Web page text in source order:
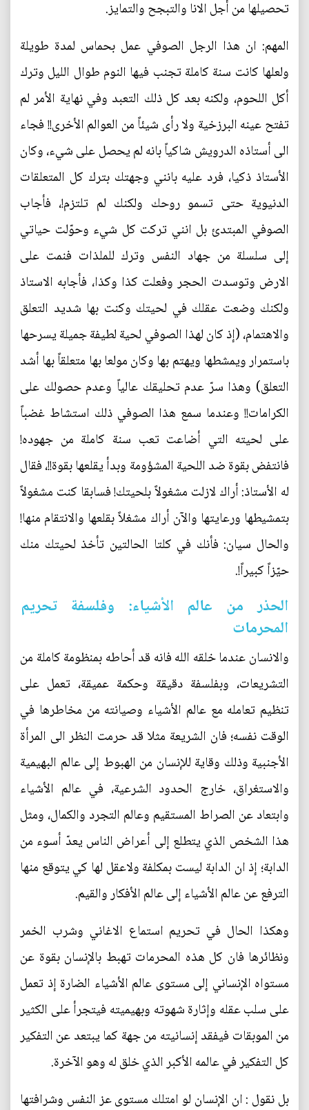
تحصيلها من أجل الانا والتبجح والتمايز.
المهم: ان هذا الرجل الصوفي عمل بحماس لمدة طويلة
ولعلها كانت سنة كاملة تجنب فيها النوم طوال الليل وترك
أكل اللحوم، ولكنه بعد كل ذلك التعبد وفي نهاية الأمر لم
تفتح عينه البرزخية ولا رأى شيئاً من العوالم الأخرى!! فجاء
الى أستاذه الدرويش شاكياً بانه لم يحصل على شيء، وكان
الأستاذ ذكيا، فرد عليه بانني وجهتك بترك كل المتعلقات
الدنيوية حتى تسمو روحك ولكنك لم تلتزم!، فأجاب
الصوفي المبتدئ بل انني تركت كل شيء وحوّلت حياتي
إلى سلسلة من جهاد النفس وترك للملذات فنمت على
الارض وتوسدت الحجر وفعلت كذا وكذا، فأجابه الاستاذ
ولكنك وضعت عقلك في لحيتك وكنت بها شديد التعلق
والاهتمام، (إذ كان لهذا الصوفي لحية لطيفة جميلة يسرحها
باستمرار ويمشطها ويهتم بها وكان مولعا بها متعلقاً بها أشد
التعلق) وهذا سرّ عدم تحليقك عالياً وعدم حصولك على
الكرامات!! وعندما سمع هذا الصوفي ذلك استشاط غضباً
على لحيته التي أضاعت تعب سنة كاملة من جهوده!
فانتفض بقوة ضد اللحية المشؤومة وبدأ يقلعها بقوة!!، فقال
له الأستاذ: أراك لازلت مشغولاً بلحيتك! فسابقا كنت مشغولاً
بتمشيطها ورعايتها والآن أراك مشغلاً بقلعها والانتقام منها!
والحال سيان: فأنك في كلتا الحالتين تأخذ لحيتك منك
حيّزاً كبيراً!.
الحذر من عالم الأشياء: وفلسفة تحريم
المحرمات
والانسان عندما خلقه الله فانه قد أحاطه بمنظومة كاملة من
التشريعات، وبفلسفة دقيقة وحكمة عميقة، تعمل على
تنظيم تعامله مع عالم الأشياء وصيانته من مخاطرها في
الوقت نفسه؛ فان الشريعة مثلا قد حرمت النظر الى المرأة
الأجنبية وذلك وقاية للإنسان من الهبوط إلى عالم البهيمية
والاستغراق، خارج الحدود الشرعية، في عالم الأشياء
وابتعاد عن الصراط المستقيم وعالم التجرد والكمال، ومثل
هذا الشخص الذي يتطلع إلى أعراض الناس يعدّ أسوء من
الدابة؛ إذ ان الدابة ليست بمكلفة ولاعقل لها كي يتوقع منها
الترفع عن عالم الأشياء إلى عالم الأفكار والقيم.
وهكذا الحال في تحريم استماع الاغاني وشرب الخمر
ونظائرها فان كل هذه المحرمات تهبط بالإنسان بقوة عن
مستواه الإنساني إلى مستوى عالم الأشياء الضارة إذ تعمل
على سلب عقله وإثارة شهوته وبهيميته فيتجرأ على الكثير
من الموبقات فيفقد إنسانيته من جهة كما يبتعد عن التفكير
كل التفكير في عالمه الأكبر الذي خلق له وهو الآخرة.
بل نقول : ان الإنسان لو امتلك مستوى عز النفس وشرافتها